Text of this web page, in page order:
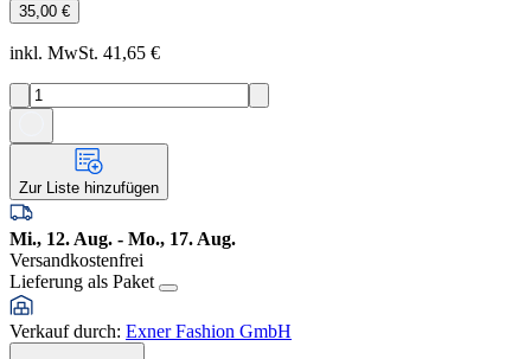
35,00 €
inkl. MwSt. 41,65 €
Zur Liste hinzufügen
Mi., 12. Aug. - Mo., 17. Aug.
Versandkostenfrei
Lieferung als Paket
Verkauf durch: Exner Fashion GmbH